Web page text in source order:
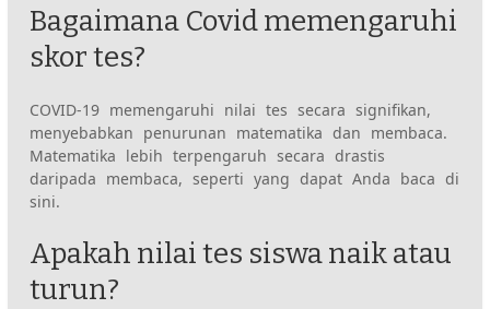
Bagaimana Covid memengaruhi
skor tes?
COVID-19 memengaruhi nilai tes secara signifikan,
menyebabkan penurunan matematika dan membaca.
Matematika lebih terpengaruh secara drastis
daripada membaca, seperti yang dapat Anda baca di
sini.
Apakah nilai tes siswa naik atau
turun?